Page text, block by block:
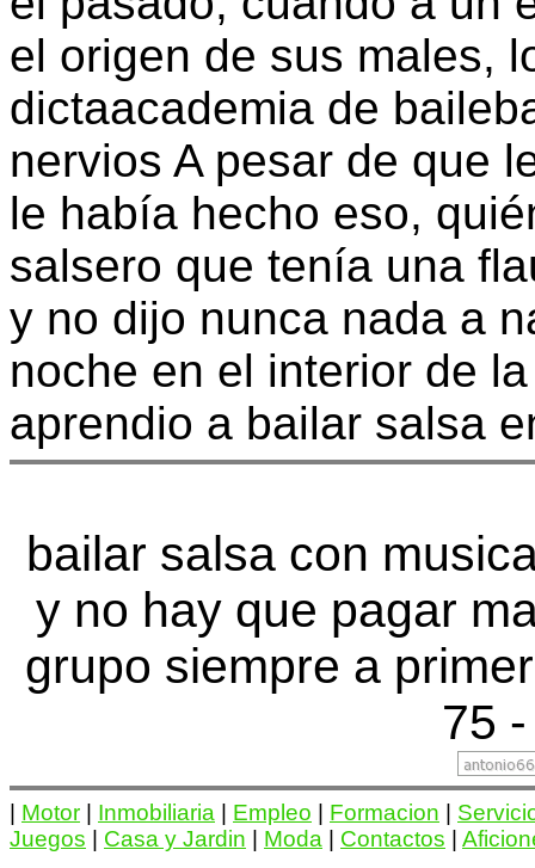
el origen de sus males,
dictaacademia de
nervios A pesar de que
le había hecho eso,
salsero que tenía una
y no dijo nunca nada a
noche en el interior de
aprendio a bailar salsa
bailar salsa con
y no hay que pagar
grupo siempre a
75
Motor Inmobiliaria Empleo Formacion
Juegos
Casa y Jardin Moda Contactos